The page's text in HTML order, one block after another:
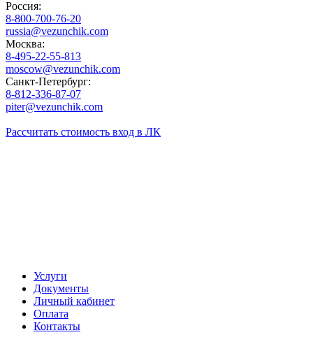
Россия:
8-800-700-76-20
russia@vezunchik.com
Москва:
8-495-22-55-813
moscow@vezunchik.com
Санкт-Петербург:
8-812-336-87-07
piter@vezunchik.com
Рассчитать стоимость вход в ЛК
Услуги
Документы
Личный кабинет
Оплата
Контакты